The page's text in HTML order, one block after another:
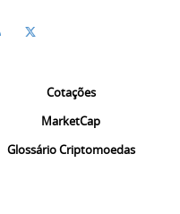
Cotações
MarketCap
Glossário Criptomoedas